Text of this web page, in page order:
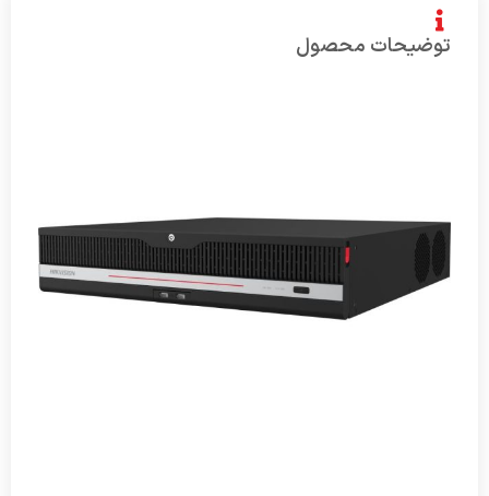
توضیحات محصول